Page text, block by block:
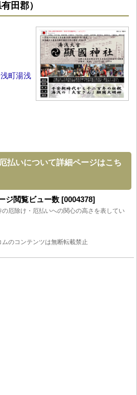
田郡）
町湯浅
払いについて詳細ページはこち
ジ閲覧ビュー数 [0004378]
厄除け・厄払いへの関心の高さを表してい
のコンテンツは無断転載禁止